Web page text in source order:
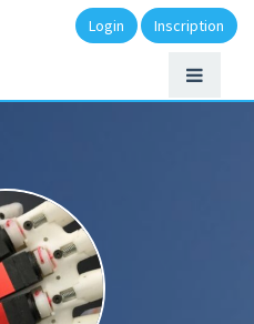
Login Inscription